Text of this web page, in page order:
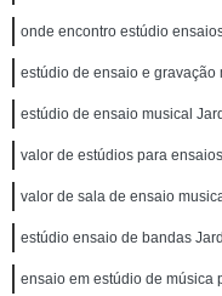
onde encontro estúdio
estúdio de ensaio e gravação
estúdio de ensaio musical
valor de estúdios para
valor de sala de ensaio
estúdio ensaio de bandas
ensaio em estúdio de música